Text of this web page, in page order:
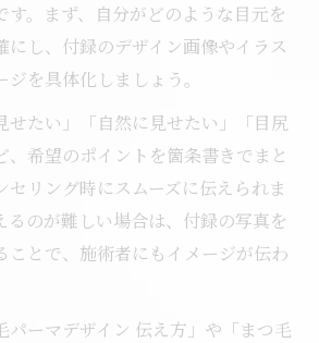
す。まず、自分がどのような目元を
にし、付録のデザイン画像やイラス
を具体化しましょう。
せたい」「自然に見せたい」「目尻
、希望のポイントを箇条書きでまと
セリング時にスムーズに伝えられま
るのが難しい場合は、付録の写真を
ことで、施術者にもイメージが伝わ
パーマデザイン 伝え方」や「まつ毛